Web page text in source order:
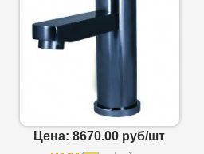
Цена: 8670.00 руб/шт